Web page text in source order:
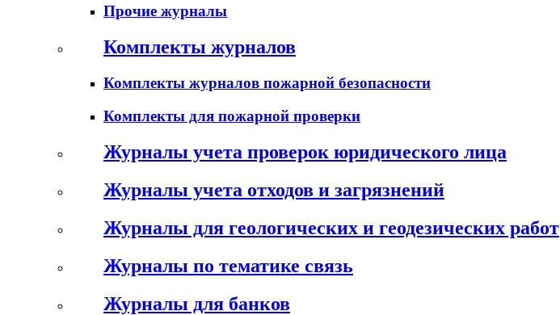
Прочие журналы
Комплекты журналов
Комплекты журналов пожарной безопасности
Комплекты для пожарной проверки
Журналы учета проверок юридического лица
Журналы учета отходов и загрязнений
Журналы для геологических и геодезических работ
Журналы по тематике связь
Журналы для банков